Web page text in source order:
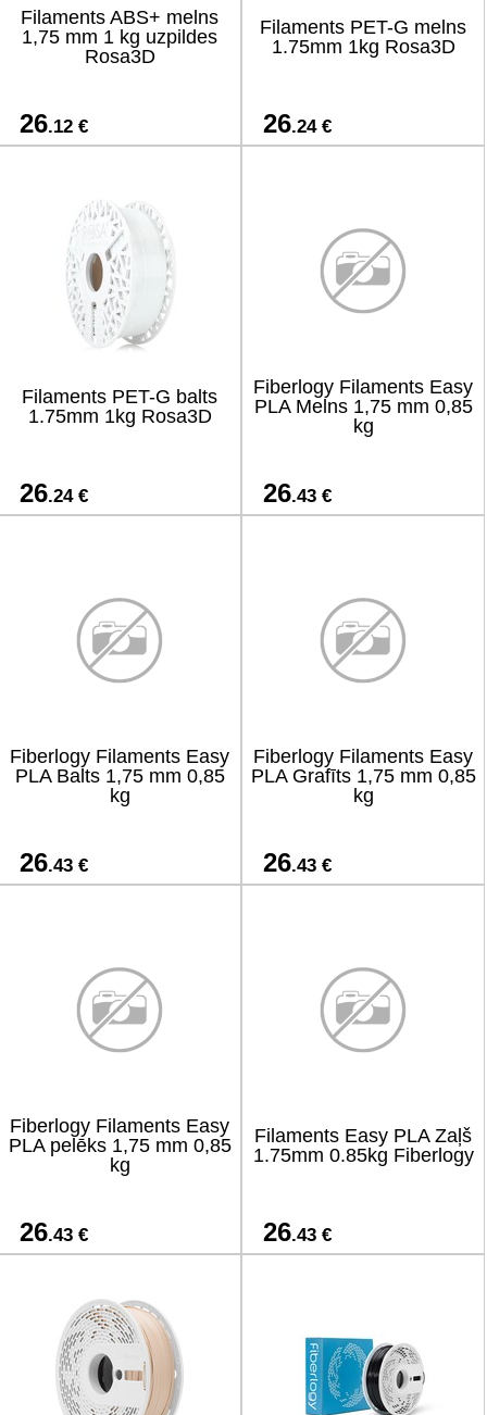
Filaments ABS+ melns
1,75 mm 1 kg uzpildes
Rosa3D
26.12 €
Filaments PET-G melns
1.75mm 1kg Rosa3D
26.24 €
Filaments PET-G balts
1.75mm 1kg Rosa3D
26.24 €
Fiberlogy Filaments Easy
PLA Melns 1,75 mm 0,85
kg
26.43 €
Fiberlogy Filaments Easy
PLA Balts 1,75 mm 0,85
kg
26.43 €
Fiberlogy Filaments Easy
PLA Grafīts 1,75 mm 0,85
kg
26.43 €
Fiberlogy Filaments Easy
PLA pelēks 1,75 mm 0,85
kg
26.43 €
Filaments Easy PLA Zaļš
1.75mm 0.85kg Fiberlogy
26.43 €